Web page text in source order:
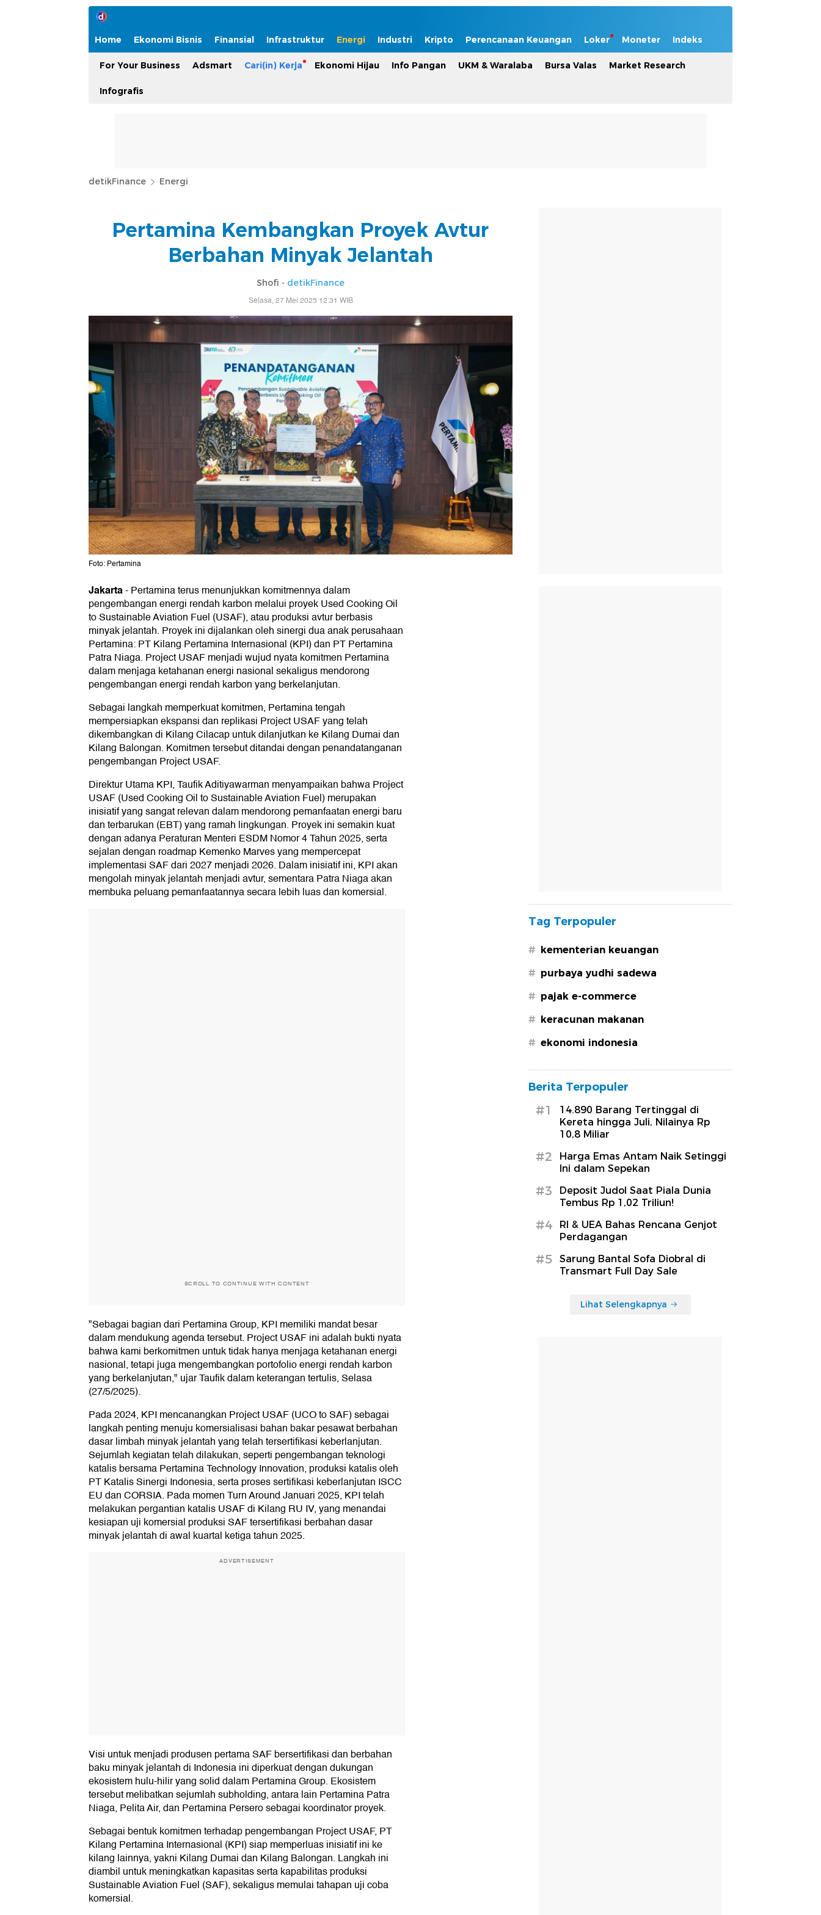
Home Ekonomi Bisnis Finansial Infrastruktur Energi Industri Kripto Perencanaan Keuangan Loker Moneter Indeks
For Your Business Adsmart Cari(in) Kerja Ekonomi Hijau Info Pangan UKM & Waralaba Bursa Valas Market Research
Infografis
detikFinance Energi
Pertamina Kembangkan Proyek Avtur
Berbahan Minyak Jelantah
Shofi - detikFinance
Selasa, 27 Mei 2025 12:31 WIB
Foto: Pertamina
Jakarta-Pertamina terus menunjukkan komitmennya dalam
pengembangan energi rendah karbon melalui proyek Used Cooking Oil
to Sustainable Aviation Fuel (USAF), atau produksi avtur berbasis
minyak jelantah. Proyek ini dijalankan oleh sinergi dua anak perusahaan
Pertamina: PT Kilang Pertamina Internasional (KPI) dan PT Pertamina
Patra Niaga. Project USAF menjadi wujud nyata komitmen Pertamina
dalam menjaga ketahanan energi nasional sekaligus mendorong
pengembangan energi rendah karbon yang berkelanjutan.
Sebagai langkah memperkuat komitmen, Pertamina tengah
mempersiapkan ekspansi dan replikasi Project USAF yang telah
dikembangkan di Kilang Cilacap untuk dilanjutkan ke Kilang Dumai dan
Kilang Balongan. Komitmen tersebut ditandai dengan penandatanganan
pengembangan Project USAF.
Direktur Utama KPI, Taufik Aditiyawarman menyampaikan bahwa Project
USAF (Used Cooking Oil to Sustainable Aviation Fuel) merupakan
inisiatif yang sangat relevan dalam mendorong pemanfaatan energi baru
dan terbarukan (EBT) yang ramah lingkungan. Proyek ini semakin kuat
dengan adanya Peraturan Menteri ESDM Nomor 4 Tahun 2025, serta
sejalan dengan roadmap Kemenko Marves yang mempercepat
implementasi SAF dari 2027 menjadi 2026. Dalam inisiatif ini, KPI akan
mengolah minyak jelantah menjadi avtur, sementara Patra Niaga akan
membuka peluang pemanfaatannya secara lebih luas dan komersial.
SCROLL TO CONTINUE WITH CONTENT
"Sebagai bagian dari Pertamina Group, KPI memiliki mandat besar
dalam mendukung agenda tersebut. Project USAF ini adalah bukti nyata
bahwa kami berkomitmen untuk tidak hanya menjaga ketahanan energi
nasional, tetapi juga mengembangkan portofolio energi rendah karbon
yang berkelanjutan," ujar Taufik dalam keterangan tertulis, Selasa
(27/5/2025).
Pada 2024, KPI mencanangkan Project USAF (UCO to SAF) sebagai
langkah penting menuju komersialisasi bahan bakar pesawat berbahan
dasar limbah minyak jelantah yang telah tersertifikasi keberlanjutan.
Sejumlah kegiatan telah dilakukan, seperti pengembangan teknologi
katalis bersama Pertamina Technology Innovation, produksi katalis oleh
PT Katalis Sinergi Indonesia, serta proses sertifikasi keberlanjutan ISCC
EU dan CORSIA. Pada momen Turn Around Januari 2025, KPI telah
melakukan pergantian katalis USAF di Kilang RU IV, yang menandai
kesiapan uji komersial produksi SAF tersertifikasi berbahan dasar
minyak jelantah di awal kuartal ketiga tahun 2025.
ADVERTISEMENT
Visi untuk menjadi produsen pertama SAF bersertifikasi dan berbahan
baku minyak jelantah di Indonesia ini diperkuat dengan dukungan
ekosistem hulu-hilir yang solid dalam Pertamina Group. Ekosistem
tersebut melibatkan sejumlah subholding, antara lain Pertamina Patra
Niaga, Pelita Air, dan Pertamina Persero sebagai koordinator proyek.
Sebagai bentuk komitmen terhadap pengembangan Project USAF, PT
Kilang Pertamina Internasional (KPI) siap memperluas inisiatif ini ke
kilang lainnya, yakni Kilang Dumai dan Kilang Balongan. Langkah ini
diambil untuk meningkatkan kapasitas serta kapabilitas produksi
Sustainable Aviation Fuel (SAF), sekaligus memulai tahapan uji coba
komersial.
Tag Terpopuler
# kementerian keuangan
# purbaya yudhi sadewa
# pajak e-commerce
# keracunan makanan
# ekonomi indonesia
Berita Terpopuler
#1
14.890 Barang Tertinggal di
Kereta hingga Juli, Nilainya Rp
10,8 Miliar
#2
Harga Emas Antam Naik Setinggi
Ini dalam Sepekan
#3
Deposit Judol Saat Piala Dunia
Tembus Rp 1,02 Triliun!
#4
RI & UEA Bahas Rencana Genjot
Perdagangan
#5
Sarung Bantal Sofa Diobral di
Transmart Full Day Sale
Lihat Selengkapnya